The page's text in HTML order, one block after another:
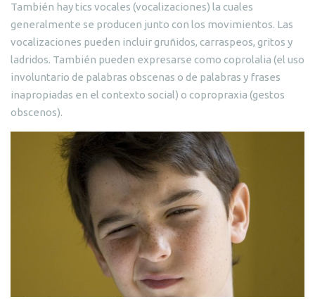
También hay tics vocales (vocalizaciones) la cuales
generalmente se producen junto con los movimientos. Las
vocalizaciones pueden incluir gruñidos, carraspeos, gritos y
ladridos. También pueden expresarse como coprolalia (el uso
involuntario de palabras obscenas o de palabras y frases
inapropiadas en el contexto social) o copropraxia (gestos
obscenos).